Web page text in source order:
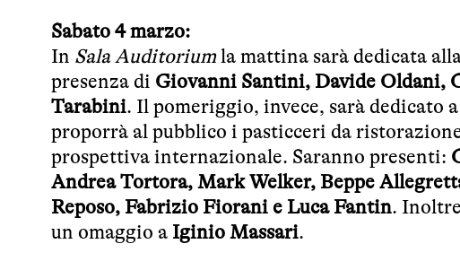
Sabato 4 marzo:
In Sala Auditoriumla mattina sarà dedicata
presenza di Giovanni Santini, Davide Oldani,
Tarabini. Il pomeriggio, invece, sarà dedicato a
proporrà al pubblico i pasticceri da
prospettiva internazionale. Saranno presenti:
Andrea Tortora, Mark Welker, Beppe
Reposo, Fabrizio Fiorani e Luca Fantin.
un omaggio a Iginio Massari.